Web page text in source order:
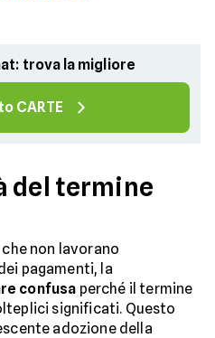
trova la migliore
CARTE
del termine
non lavorano
pagamenti, la
confusa perché il termine
significati. Questo
adozione della